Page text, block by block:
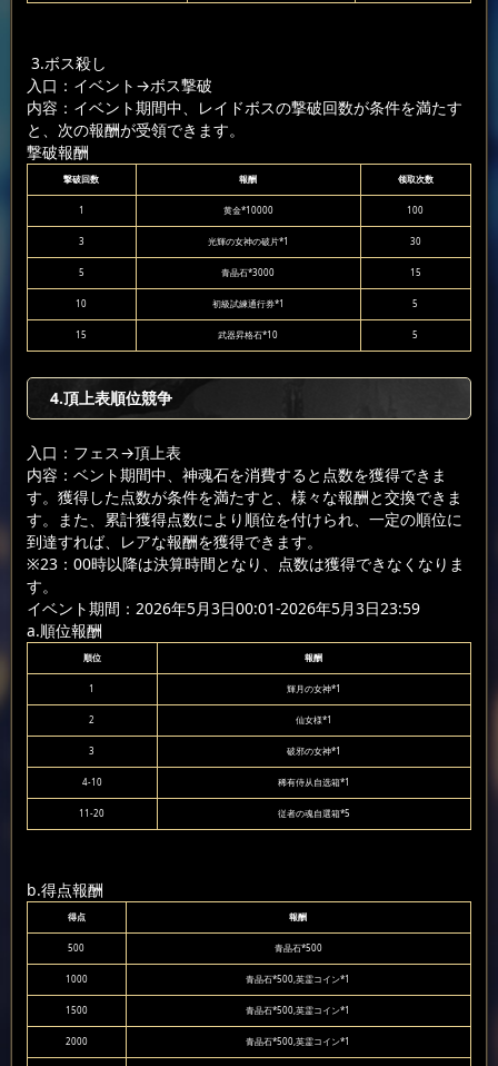
3.ボス殺し
入口：イベント →ボス撃破
内容：イベント期間中、レイドボスの撃破回数が条件を満たす
と、次の報酬が受領できます。
撃破報酬
撃破回数 報酬 领取次数
1 黄金*10000 100
3 光輝の女神の破片*1 30
5 青晶石*3000 15
10 初級試練通行券*1 5
15 武器昇格石*10 5
4.頂上表順位競争
入口：フェス→頂上表
内容：ベント期間中、神魂石を消費すると点数を獲得できま
す。獲得した点数が条件を満たすと、様々な報酬と交換できま
す。また、累計獲得点数により順位を付けられ、一定の順位に
到達すれば、レアな報酬を獲得できます。
※23：00時以降は決算時間となり、点数は獲得できなくなりま
す。
イベント期間：2026年5月3日00:01-2026年5月3日23:59
a.順位報酬
順位 報酬
1 輝月の女神*1
2 仙女様*1
3 破邪の女神*1
4-10 稀有侍从自选箱*1
11-20 従者の魂自選箱*5
b.得点報酬
得点 報酬
500 青晶石*500
1000 青晶石*500,英霊コイン*1
1500 青晶石*500,英霊コイン*1
2000 青晶石*500,英霊コイン*1